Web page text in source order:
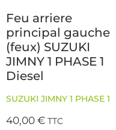
Feu arriere
principal gauche
(feux) SUZUKI
JIMNY 1 PHASE 1
Diesel
SUZUKI JIMNY 1 PHASE 1
40,00€ TTC